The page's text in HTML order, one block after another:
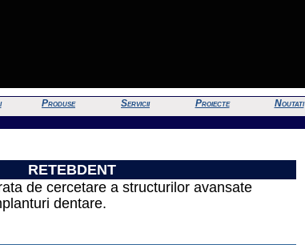
Produse Servicii Proiecte Noutati
RETEBDENT
de cercetare a structurilor avansate
dentare.